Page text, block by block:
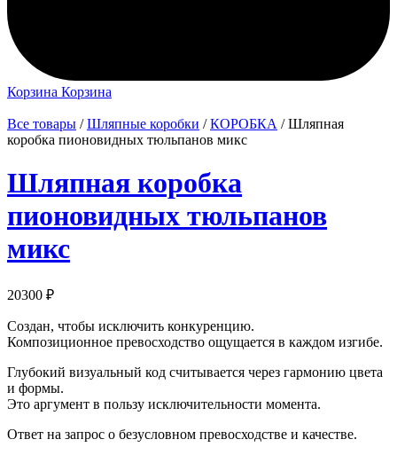
Корзина Корзина
Все товары /Шляпные коробки /КОРОБКА / Шляпная
коробка пионовидных тюльпанов микс
Шляпная коробка
пионовидных тюльпанов
микс
20300 ₽
Создан, чтобы исключить конкуренцию.
Композиционное превосходство ощущается в каждом изгибе.
Глубокий визуальный код считывается через гармонию цвета
и формы.
Это аргумент в пользу исключительности момента.
Ответ на запрос о безусловном превосходстве и качестве.